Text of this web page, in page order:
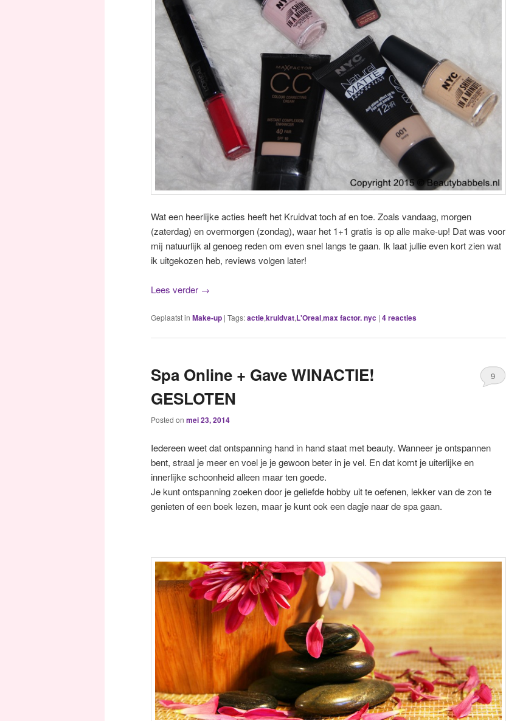
Wat een heerlijke acties heeft het Kruidvat toch af en toe. Zoals vandaag, morgen
(zaterdag) en overmorgen (zondag), waar het 1+1 gratis is op alle make-up! Dat was voor
mij natuurlijk al genoeg reden om even snel langs te gaan. Ik laat jullie even kort zien wat
ik uitgekozen heb, reviews volgen later!
Lees verder →
Geplaatst in Make-up | Tags:actie,kruidvat,L'Oreal,max factor. nyc | 4reacties
Spa Online + Gave WINACTIE!
GESLOTEN
Posted on mei 23, 2014
9
Iedereen weet dat ontspanning hand in hand staat met beauty. Wanneer je ontspannen
bent, straal je meer en voel je je gewoon beter in je vel. En dat komt je uiterlijke en
innerlijke schoonheid alleen maar ten goede.
Je kunt ontspanning zoeken door je geliefde hobby uit te oefenen, lekker van de zon te
genieten of een boek lezen, maar je kunt ook een dagje naar de spa gaan.